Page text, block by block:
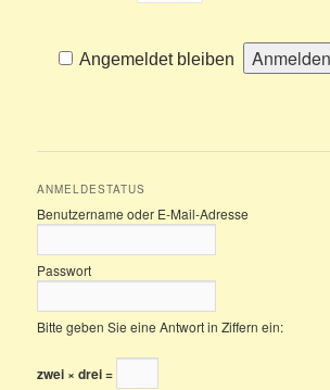
Angemeldet bleiben
ANMELDESTATUS
Benutzername oder E-Mail-Adresse
Passwort
Bitte geben Sie eine Antwort in Ziffern ein:
zwei × drei =